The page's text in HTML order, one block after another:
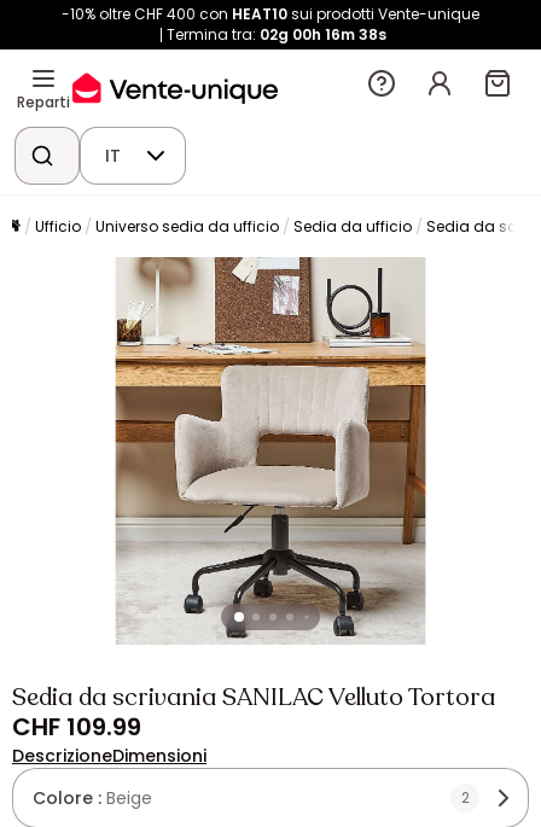
-10% oltre CHF 400 con HEAT10sui prodotti Vente-unique
Termina tra: 02g 00h 16m 37s
Reparti
IT
Ufficio Universo sedia da ufficio Sedia da ufficio Sedia da
Sedia da scrivania SANILAC Velluto Tortora
CHF 109.99
DescrizioneDimensioni
Colore : Beige 2